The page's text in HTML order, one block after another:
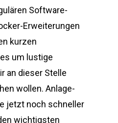
Software-
Erweiterungen
kurzen
um lustige
an dieser Stelle
wollen. Anlage-
jetzt noch schneller
wichtigsten